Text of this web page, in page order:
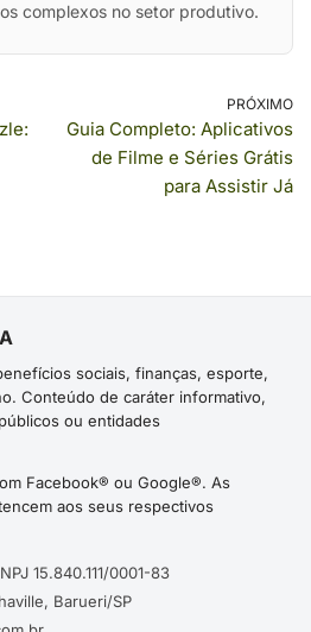
complexos no setor produtivo.
PRÓXIMO
Guia Completo: Aplicativos
de Filme e Séries Grátis
para Assistir Já
sociais, finanças, esporte,
Conteúdo de caráter informativo,
ou entidades
Facebook® ou Google®. As
aos seus respectivos
15.840.111/0001-83
Barueri/SP